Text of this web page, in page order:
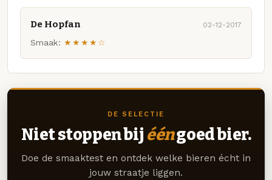
De Hopfan 02-12-2017
Smaak: ★★★★☆
DE SELECTIE
Niet stoppen bij ééngoed bier.
Doe de smaaktest en ontdek welke bieren écht in
jouw straatje liggen.